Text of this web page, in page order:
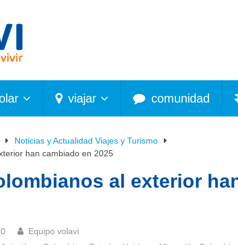
viajar comunidad
Noticias y Actualidad Viajes y Turismo
han cambiado en 2025
al exterior
0
Equipo volavi